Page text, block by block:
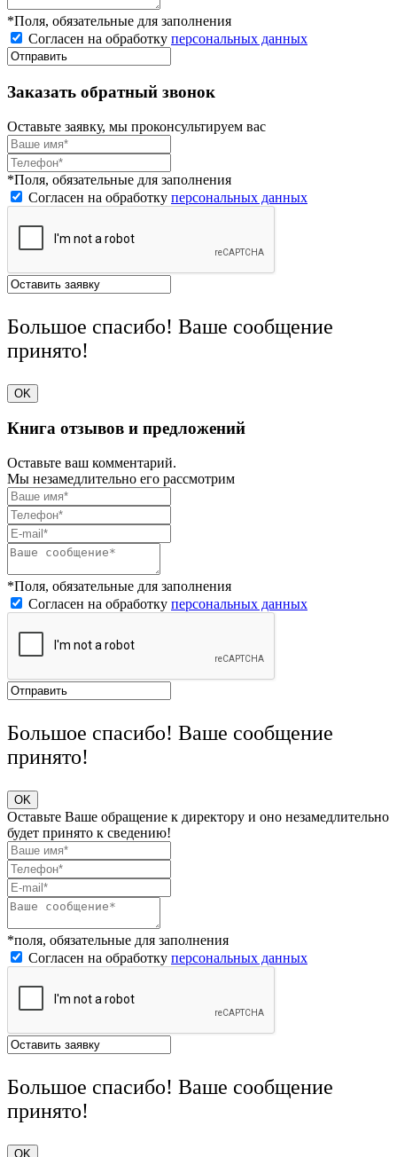
*Поля, обязательные для заполнения
Согласен на обработку персональных данных
Заказать обратный звонок
Оставьте заявку, мы проконсультируем вас
*Поля, обязательные для заполнения
Согласен на обработку персональных данных
Большое спасибо! Ваше сообщение
принято!
OK
Книга отзывов и предложений
Оставьте ваш комментарий.
Мы незамедлительно его рассмотрим
*Поля, обязательные для заполнения
Согласен на обработку персональных данных
Большое спасибо! Ваше сообщение
принято!
OK
Оставьте Ваше обращение к директору и оно незамедлительно
будет принято к сведению!
*поля, обязательные для заполнения
Согласен на обработку персональных данных
Большое спасибо! Ваше сообщение
принято!
OK